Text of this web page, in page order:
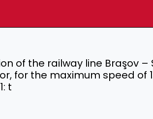
of the railway line Braşov –
for the maximum speed of
t